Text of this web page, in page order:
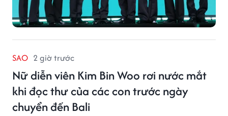
SAO 2 giờ trước
Nữ diễn viên Kim Bin Woo rơi nước mắt
khi đọc thư của các con trước ngày
chuyển đến Bali